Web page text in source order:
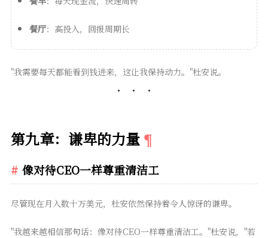
餐厅：高投入，回报周期长
"我需要每天都能看到钱进来，这让我保持动力。"杜安说。
第九章：谦卑的力量
像对待CEO一样尊重清洁工
尽管现在月入数十万美元，杜安依然保持着令人惊讶的谦卑。
"我越来越相信那句话：像对待CEO一样尊重清洁工。"杜安说，"若